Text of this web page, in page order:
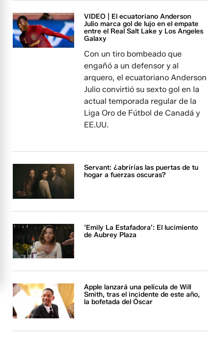
VIDEO | El ecuatoriano Anderson
Julio marca gol de lujo en el empate
entre el Real Salt Lake y Los Angeles
Galaxy
Con un tiro bombeado que
engañó a un defensor y al
arquero, el ecuatoriano Anderson
Julio convirtió su sexto gol en la
actual temporada regular de la
Liga Oro de Fútbol de Canadá y
EE.UU.
Servant: ¿abrirías las puertas de tu
hogar a fuerzas oscuras?
‘Emily La Estafadora’: El lucimiento
de Aubrey Plaza
Apple lanzará una película de Will
Smith, tras el incidente de este año,
la bofetada del Óscar